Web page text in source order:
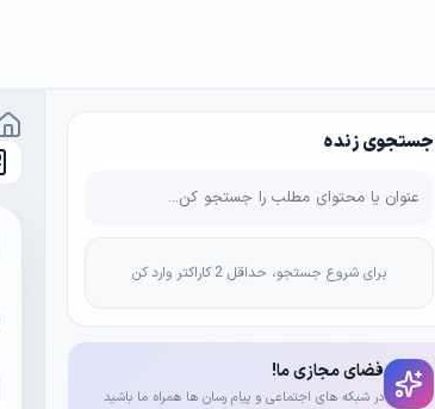
جستجوی زنده
برای شروع جستجو، حداقل 2 کاراکتر وارد کن
فضای مجازی ما!
در شبکه های اجتماعی و پیام رسان ها همراه ما باشید